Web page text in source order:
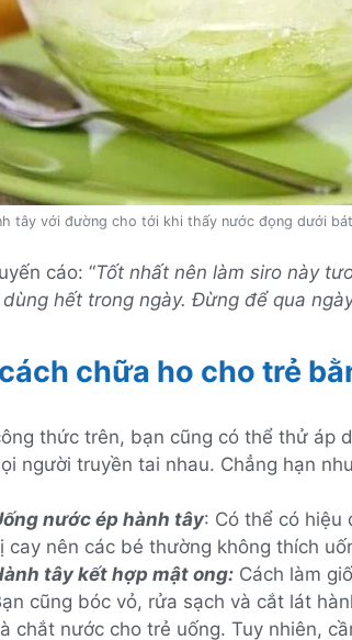
tây với đường cho tới khi thấy nước đọng dưới bát
cáo: “Tốt nhất nên làm siro này
hết trong ngày. Đừng để qua
chữa ho cho trẻ
thức trên, bạn cũng có thể thử áp
người truyền tai nhau. Chẳng hạn
nước ép hành tây: Có thể có hiệu
cay nên các bé thường không thích
tây kết hợp mật ong: Cách làm
cũng bóc vỏ, rửa sạch và cắt lát
chắt nước cho trẻ uống. Tuy nhiên,